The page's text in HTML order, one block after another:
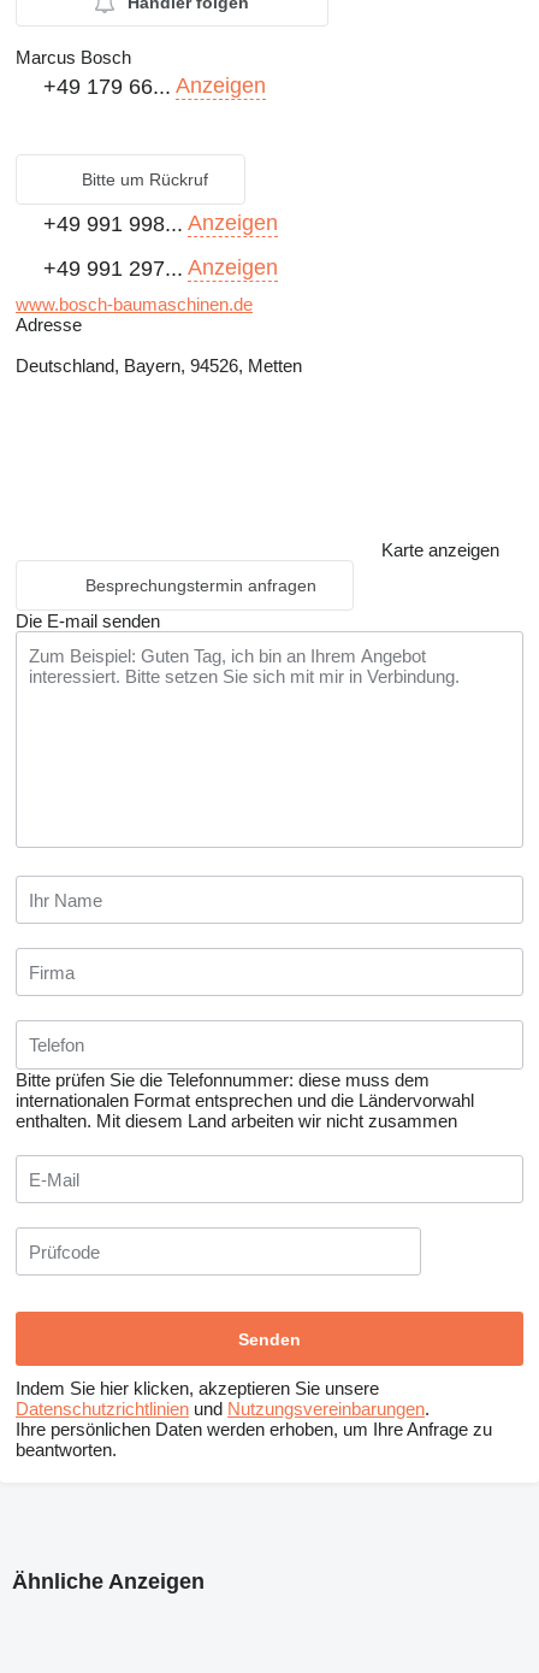
Marcus Bosch
+49 179 66... Anzeigen
Bitte um Rückruf
+49 991 998... Anzeigen
+49 991 297... Anzeigen
www.bosch-baumaschinen.de
Adresse
Deutschland, Bayern, 94526, Metten
Karte anzeigen
Besprechungstermin anfragen
Die E-mail senden
Bitte prüfen Sie die Telefonnummer: diese muss dem
internationalen Format entsprechen und die Ländervorwahl
enthalten. Mit diesem Land arbeiten wir nicht zusammen
Indem Sie hier klicken, akzeptieren Sie unsere
Datenschutzrichtlinien und Nutzungsvereinbarungen.
Ihre persönlichen Daten werden erhoben, um Ihre Anfrage zu
beantworten.
Ähnliche Anzeigen